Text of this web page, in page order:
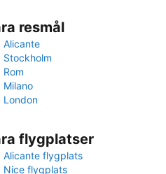
resmål
Alicante
Stockholm
Rom
Milano
London
flygplatser
Alicante flygplats
Nice flygplats